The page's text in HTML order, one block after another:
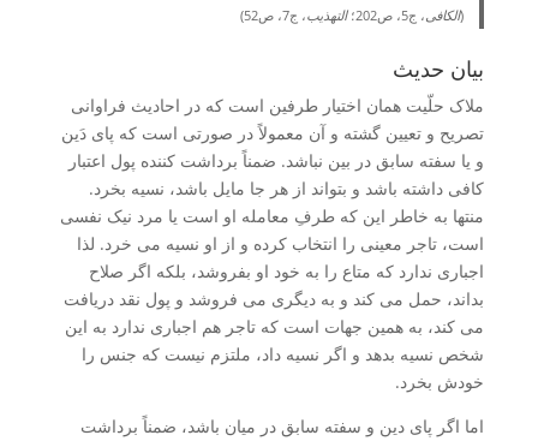
(الکافی، ج5، ص202؛ التهذیب، ج7، ص52)
بیان حدیث
ملاک حلّیت همان اختیار طرفین است که در احادیث فراوانی
تصریح و تعیین گشته و آن معمولاً در صورتی است که پای دَین
و یا سفته سابق در بین نباشد. ضمناً برداشت کننده پول اعتبار
کافی داشته باشد و بتواند از هر جا مایل باشد، نسیه بخرد.
منتها به خاطر این که طرفِ معامله او است یا مرد نیک نفسی
است، تاجر معینی را انتخاب کرده و از او نسیه می خرد. لذا
اجباری ندارد که متاع را به خود او بفروشد، بلکه اگر صلاح
بداند، حمل می کند و به دیگری می فروشد و پول نقد دریافت
می کند، به همین جهات است که تاجر هم اجباری ندارد به این
شخص نسیه بدهد و اگر نسیه داد، ملتزم نیست که جنس را
خودش بخرد.
اما اگر پای دین و سفته سابق در میان باشد، ضمناً برداشت